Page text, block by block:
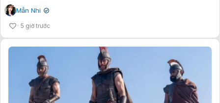
Mẫn Nhi ✔
5 giờ trước